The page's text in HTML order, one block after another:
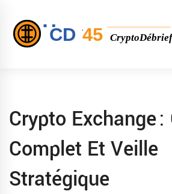
Crypto Exchange :
Complet Et Veille
Stratégique